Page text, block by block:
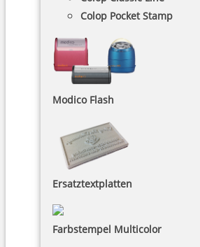
Colop Pocket Stamp
Modico Flash
Ersatztextplatten
Farbstempel Multicolor